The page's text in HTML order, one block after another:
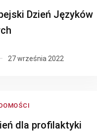
Dzień Języków
27 września 2022
dla profilaktyki